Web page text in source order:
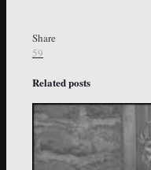
Share
59
Related posts